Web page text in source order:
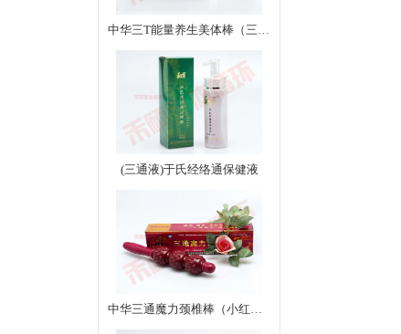
中华三T能量养生美体棒（三件套）
(三通液)于氏经络通保健液
中华三通魔力颈椎棒（小红棒）